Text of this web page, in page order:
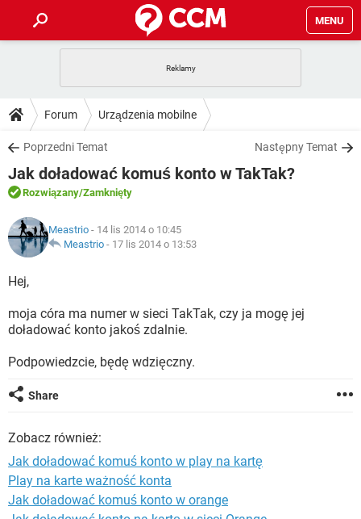
MENU
GRY WHATSAPP
SPOTIFY
INSTAGRAM FACEBOOK
WINDOWS 10
PORADY
PlayStation TIKTOK
SPOTIFY
INSTAGRAM
WINDOWS 10
DO POBRANIA
ANDROID TIKTOK
GRY
IOS
INSTAGRAM
WINDOWS 10
FORUM
COVID-19
GRY WHATSAPP
WINDOWS 10
ARTYKUŁY
COVID-19
GRY
SPOTIFY NETFLIX
WINDOWS 10
Forum Urządzenia mobilne
Poprzedni Temat Następny Temat
Jak doładować komuś konto w TakTak?
Rozwiązany/Zamknięty
Meastrio - 14 lis 2014 o 10:45
Meastrio - 17 lis 2014 o 13:53
Hej,
moja córa ma numer w sieci TakTak, czy ja mogę jej
doładować konto jakoś zdalnie.
Podpowiedzcie, będę wdzięczny.
Share
Zobacz również:
Jak doładować komuś konto w play na kartę
Play na karte ważność konta
Jak doładować komuś konto w orange